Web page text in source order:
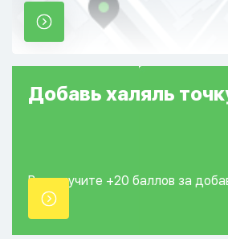
Добавь халяль
Вы получите +20 баллов за
точки.